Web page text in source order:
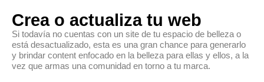
Crea o actualiza tu web
Si todavía no cuentas con un site de tu espacio de belleza o
está desactualizado, esta es una gran chance para generarlo
y brindar content enfocado en la belleza para ellas y ellos, a la
vez que armas una comunidad en torno a tu marca.